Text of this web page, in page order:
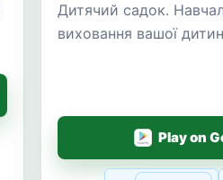
Дитячий садок.
виховання вашої
Play on